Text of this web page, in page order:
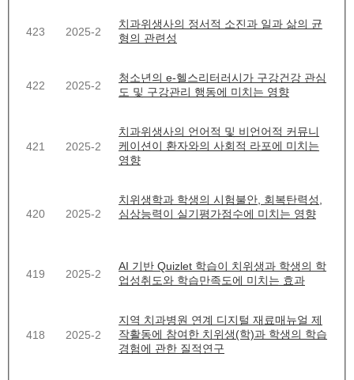
423 2025-2
치과위생사의 정서적 소진과 일과 삶의 균
형의 관련성
422 2025-2
청소년의 e-헬스리터러시가 구강건강 관심
도 및 구강관리 행동에 미치는 영향
421 2025-2
치과위생사의 언어적 및 비언어적 커뮤니
케이션이 환자와의 사회적 라포에 미치는
영향
420 2025-2
치위생학과 학생의 시험불안, 회복탄력성,
심상능력이 실기평가점수에 미치는 영향
419 2025-2
AI 기반 Quizlet 학습이 치위생과 학생의 학
업성취도와 학습만족도에 미치는 효과
418 2025-2
지역 치과병원 연계 디지털 재료매뉴얼 제
작활동에 참여한 치위생(학)과 학생의 학습
경험에 관한 질적연구